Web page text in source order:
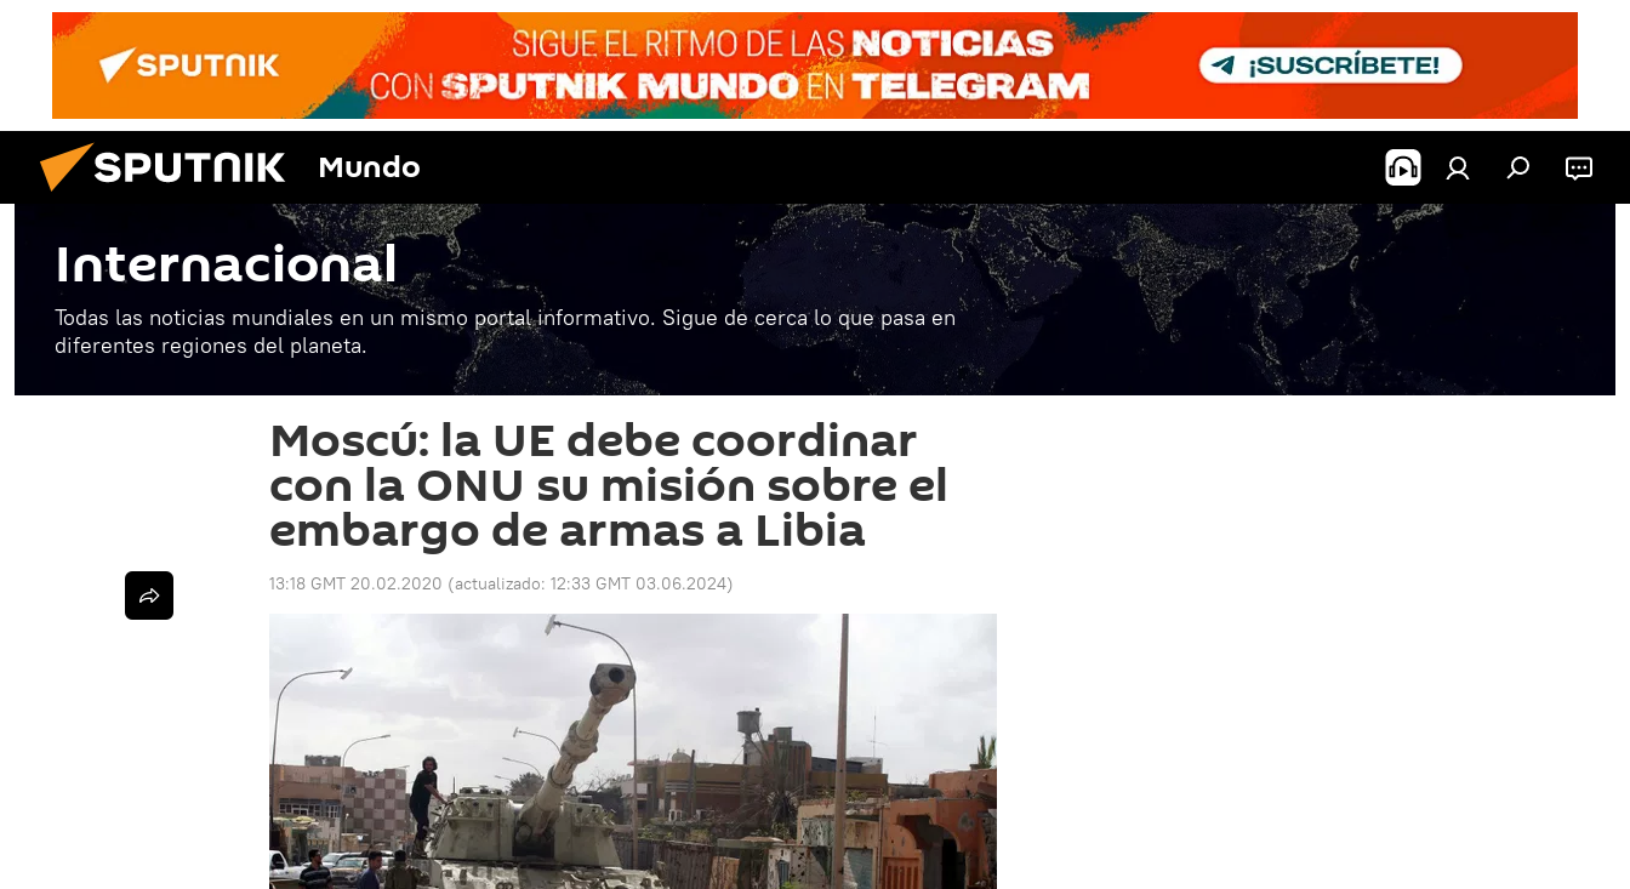
Mundo
Internacional
Todas las noticias mundiales en un mismo portal informativo. Sigue de cerca lo que pasa en
diferentes regiones del planeta.
Moscú: la UE debe coordinar
con la ONU su misión sobre el
embargo de armas a Libia
13:18 GMT 20.02.2020 (actualizado: 12:33 GMT 03.06.2024)